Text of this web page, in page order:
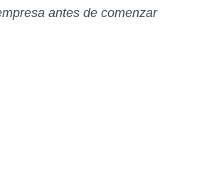
antes de comenzar